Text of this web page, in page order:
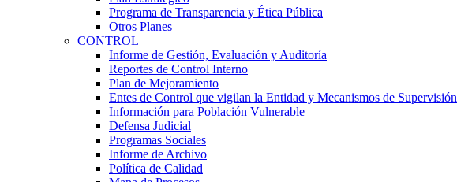
Programa de Transparencia y Ética Pública
Otros Planes
CONTROL
Informe de Gestión, Evaluación y Auditoría
Reportes de Control Interno
Plan de Mejoramiento
Entes de Control que vigilan la Entidad y Mecanismos de Supervisión
Información para Población Vulnerable
Defensa Judicial
Programas Sociales
Informe de Archivo
Política de Calidad